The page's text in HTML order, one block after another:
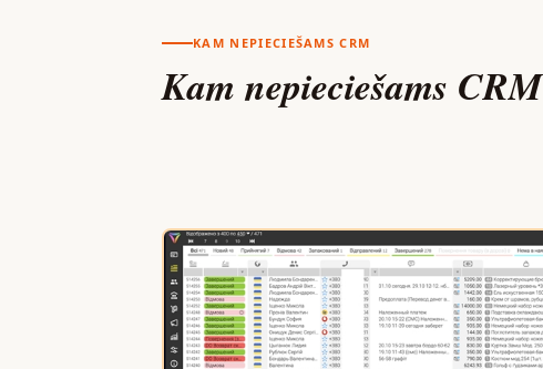
KAM NEPIECIEŠAMS CRM
Kam nepieciešams CRM